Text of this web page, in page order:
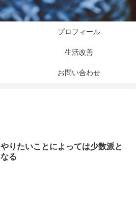
プロフィール
生活改善
お問い合わせ
やりたいことによっては少数派と
なる